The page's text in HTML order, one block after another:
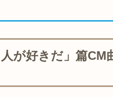
が好きだ」篇